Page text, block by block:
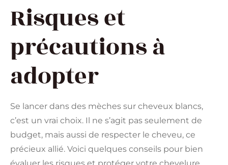
Risques et
précautions à
adopter
Se lancer dans des mèches sur cheveux blancs,
c’est un vrai choix. Il ne s’agit pas seulement de
budget, mais aussi de respecter le cheveu, ce
précieux allié. Voici quelques conseils pour bien